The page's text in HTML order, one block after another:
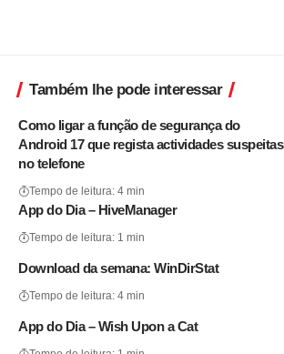
Também lhe pode interessar
Como ligar a função de segurança do
Android 17 que regista actividades suspeitas
no telefone
Tempo de leitura: 4 min
App do Dia – HiveManager
Tempo de leitura: 1 min
Download da semana: WinDirStat
Tempo de leitura: 4 min
App do Dia – Wish Upon a Cat